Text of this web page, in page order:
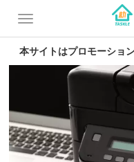
本サイトはプロモーショ